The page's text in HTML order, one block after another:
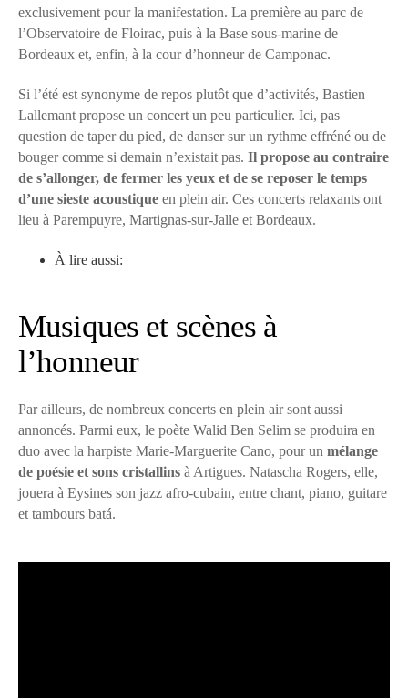
exclusivement pour la manifestation. La première au parc de
l’Observatoire de Floirac, puis à la Base sous-marine de
Bordeaux et, enfin, à la cour d’honneur de Camponac.
Si l’été est synonyme de repos plutôt que d’activités, Bastien
Lallemant propose un concert un peu particulier. Ici, pas
question de taper du pied, de danser sur un rythme effréné ou de
bouger comme si demain n’existait pas. Il propose au contraire
de s’allonger, de fermer les yeux et de se reposer le temps
d’une sieste acoustique en plein air. Ces concerts relaxants ont
lieu à Parempuyre, Martignas-sur-Jalle et Bordeaux.
À lire aussi:
Musiques et scènes à
l’honneur
Par ailleurs, de nombreux concerts en plein air sont aussi
annoncés. Parmi eux, le poète Walid Ben Selim se produira en
duo avec la harpiste Marie-Marguerite Cano, pour un mélange
de poésie et sons cristallins à Artigues. Natascha Rogers, elle,
jouera à Eysines son jazz afro-cubain, entre chant, piano, guitare
et tambours batá.